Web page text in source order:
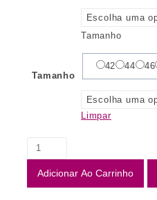
Tamanho
Tamanho
42 44 46
Limpar
Adicionar Ao Carrinho